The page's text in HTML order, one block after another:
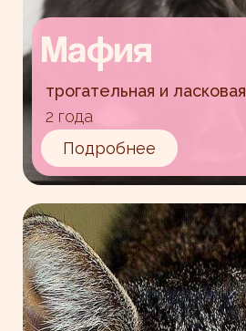
Мафия
трогательная и ласковая
2 года
Подробнее